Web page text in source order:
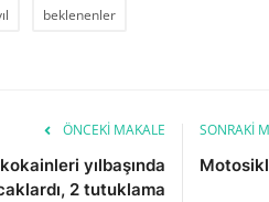
beklenenler
ÖNCEKI MAKALE
yılbaşında
2 tutuklama
SONRAKI